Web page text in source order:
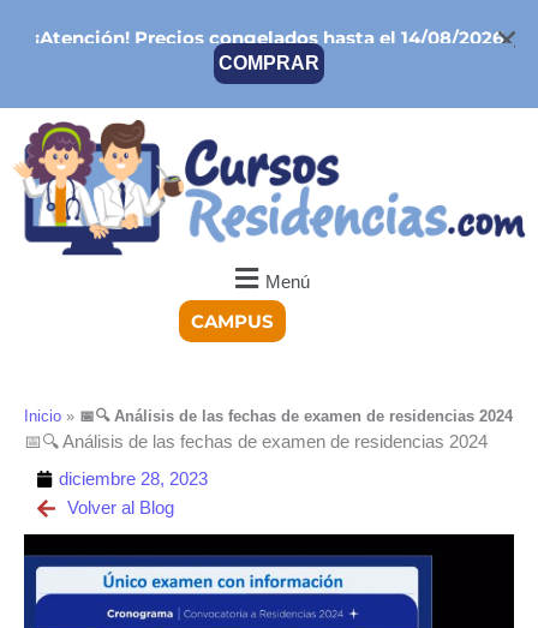
¡Atención!Precios congelados hasta el 14/08/2026
COMPRAR
Menú
CAMPUS
Inicio » 📅🔍 Análisis de las fechas de examen de residencias 2024
📅🔍 Análisis de las fechas de examen de residencias 2024
diciembre 28, 2023
Volver al Blog